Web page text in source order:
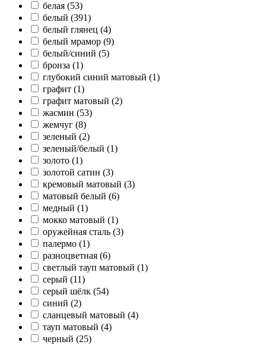
белая (53)
белый (391)
белый глянец (4)
белый мрамор (9)
белый/синий (5)
бронза (1)
глубокий синий матовый (1)
графит (1)
графит матовый (2)
жасмин (53)
жемчуг (8)
зеленый (2)
зеленый/белый (1)
золото (1)
золотой сатин (3)
кремовый матовый (3)
матовый белый (6)
медный (1)
мокко матовый (1)
оружейная сталь (3)
палермо (1)
разноцветная (6)
светлый тауп матовый (1)
серый (11)
серый шёлк (54)
синий (2)
сланцевый матовый (4)
тауп матовый (4)
черный (25)